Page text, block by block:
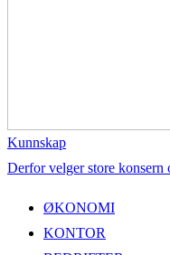
Kunnskap
Derfor velger store konsern
ØKONOMI
KONTOR